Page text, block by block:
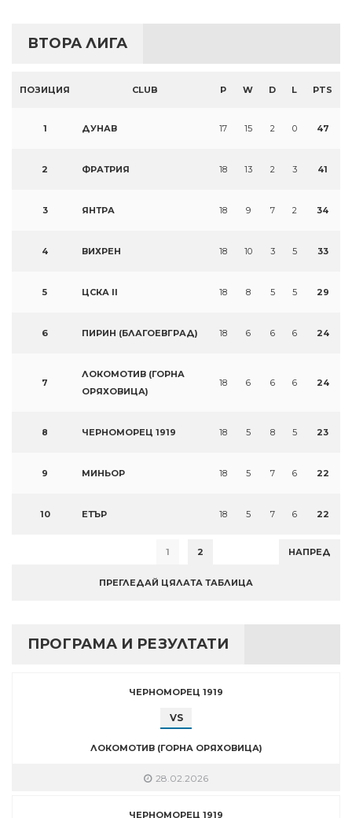
ВТОРА ЛИГА
ПОЗИЦИЯ CLUB P W D L PTS
1 ДУНАВ 17 15 2 0 47
2 ФРАТРИЯ 18 13 2 3 41
3 ЯНТРА 18 9 7 2 34
4 ВИХРЕН 18 10 3 5 33
5 ЦСКА II 18 8 5 5 29
6 ПИРИН (БЛАГОЕВГРАД) 18 6 6 6 24
7
ЛОКОМОТИВ (ГОРНА
ОРЯХОВИЦА)
18 6 6 6 24
8 ЧЕРНОМОРЕЦ 1919 18 5 8 5 23
9 МИНЬОР 18 5 7 6 22
10 ЕТЪР 18 5 7 6 22
1 2 НАПРЕД
ПРЕГЛЕДАЙ ЦЯЛАТА ТАБЛИЦА
ПРОГРАМА И РЕЗУЛТАТИ
ЧЕРНОМОРЕЦ 1919
VS
ЛОКОМОТИВ (ГОРНА ОРЯХОВИЦА)
28.02.2026
ЧЕРНОМОРЕЦ 1919